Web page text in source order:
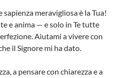
sapienza meravigliosa è la Tua!
e anima — e solo in Te tutte
Aiutami a vivere con
il Signore mi ha dato.
a pensare con chiarezza e a